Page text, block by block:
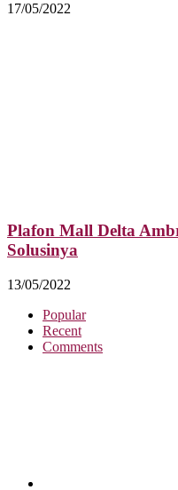
17/05/2022
Plafon Mall Delta
Solusinya
13/05/2022
Popular
Recent
Comments